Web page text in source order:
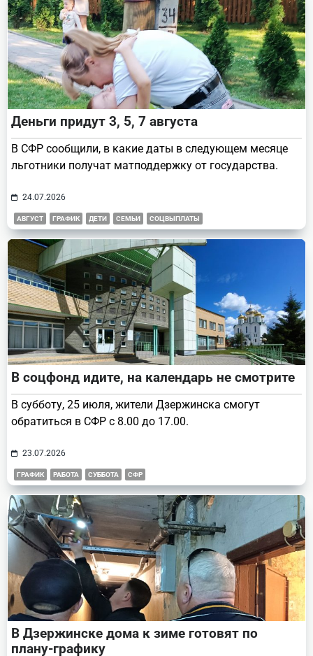
Деньги придут 3, 5, 7 августа
В СФР сообщили, в какие даты в следующем месяце
льготники получат матподдержку от государства.
24.07.2026
АВГУСТ ГРАФИК ДЕТИ СЕМЬИ СОЦВЫПЛАТЫ
В соцфонд идите, на календарь не смотрите
В субботу, 25 июля, жители Дзержинска смогут
обратиться в СФР с 8.00 до 17.00.
23.07.2026
ГРАФИК РАБОТА СУББОТА СФР
В Дзержинске дома к зиме готовят по
плану-графику